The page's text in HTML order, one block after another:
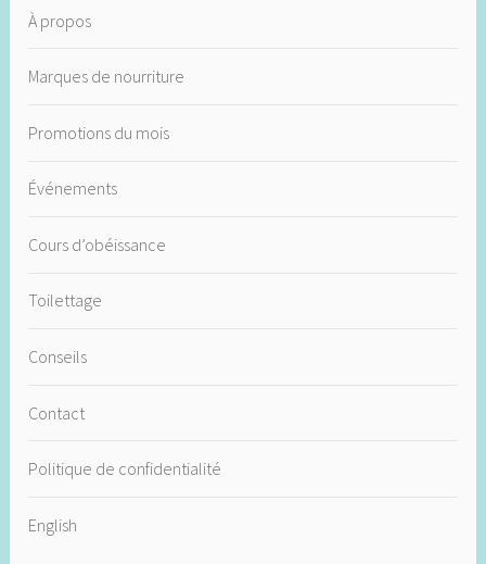
À propos
Marques de nourriture
Promotions du mois
Événements
Cours d’obéissance
Toilettage
Conseils
Contact
Politique de confidentialité
English